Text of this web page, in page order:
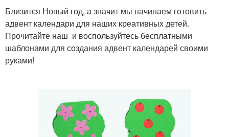
Близится Новый год, а значит мы начинаем готовить
адвент календари для наших креативных детей.
Прочитайте наш и воспользуйтесь бесплатными
шаблонами для создания адвент календарей своими
руками!